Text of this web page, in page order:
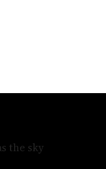
the sky